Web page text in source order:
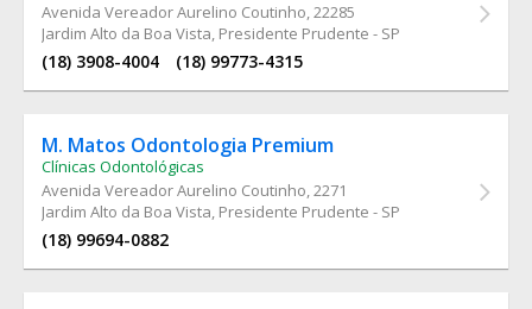
Avenida Vereador Aurelino Coutinho, 22285
Jardim Alto da Boa Vista, Presidente Prudente - SP
(18) 3908-4004 (18) 99773-4315
M. Matos Odontologia Premium
Clínicas Odontológicas
Avenida Vereador Aurelino Coutinho, 2271
Jardim Alto da Boa Vista, Presidente Prudente - SP
(18) 99694-0882